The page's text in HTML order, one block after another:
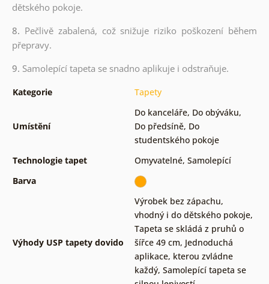
dětského pokoje.
8. Pečlivě zabalená, což snižuje riziko poškození během
přepravy.
9. Samolepící tapeta se snadno aplikuje i odstraňuje.
Kategorie Tapety
Umístění
Do kanceláře, Do obýváku,
Do předsíně, Do
studentského pokoje
Technologie tapet
Omyvatelné, Samolepící
Barva
Výhody USP tapety dovido
Výrobek bez zápachu,
vhodný i do dětského pokoje,
Tapeta se skládá z pruhů o
šířce 49 cm, Jednoduchá
aplikace, kterou zvládne
každý, Samolepící tapeta se